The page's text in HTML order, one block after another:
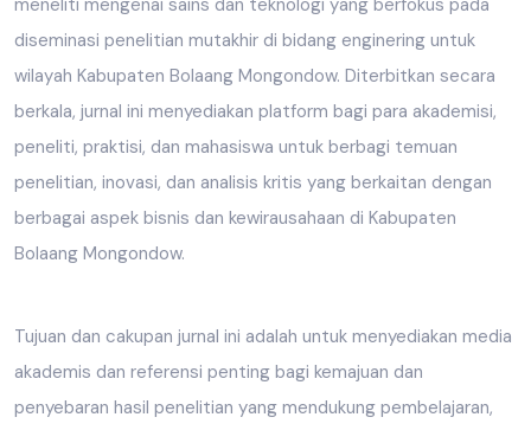
meneliti mengenai sains dan teknologi yang berfokus pada
diseminasi penelitian mutakhir di bidang enginering untuk
wilayah Kabupaten Bolaang Mongondow. Diterbitkan secara
berkala, jurnal ini menyediakan platform bagi para akademisi,
peneliti, praktisi, dan mahasiswa untuk berbagi temuan
penelitian, inovasi, dan analisis kritis yang berkaitan dengan
berbagai aspek bisnis dan kewirausahaan di Kabupaten
Bolaang Mongondow.
Tujuan dan cakupan jurnal ini adalah untuk menyediakan media
akademis dan referensi penting bagi kemajuan dan
penyebaran hasil penelitian yang mendukung pembelajaran,